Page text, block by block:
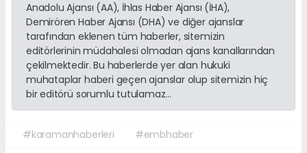
Anadolu Ajansı (AA), İhlas Haber Ajansı (İHA),
Demirören Haber Ajansı (DHA) ve diğer ajanslar
tarafından eklenen tüm haberler, sitemizin
editörlerinin müdahalesi olmadan ajans kanallarından
çekilmektedir. Bu haberlerde yer alan hukuki
muhataplar haberi geçen ajanslar olup sitemizin hiç
bir editörü sorumlu tutulamaz...
#karamanhaberleri #embhaber